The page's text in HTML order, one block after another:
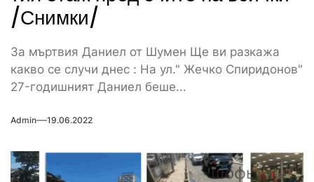
/Снимки/
За мъртвия Даниел от Шумен Ще ви разкажа
какво се случи днес : На ул." Жечко Спиридонов"
27-годишният Даниел беше...
Admin 19.06.2022